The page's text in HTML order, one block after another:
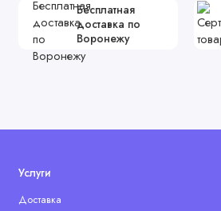
Бесплатная
доставка по
Воронежу
Услуги
Доставка